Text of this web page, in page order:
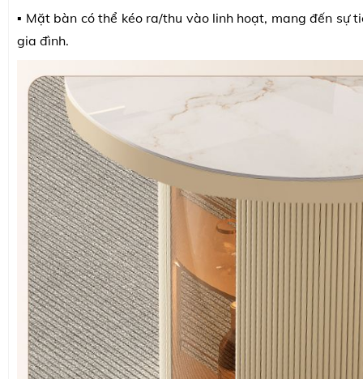
▪️ Mặt bàn có thể kéo ra/thu vào linh hoạt, mang đến sự
gia đình.